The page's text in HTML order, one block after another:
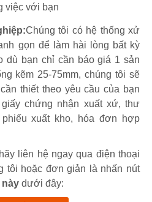
việc với bạn
Chúng tôi có hệ thống xử
gọn để làm hài lòng bất kỳ
dù bạn chỉ cần báo giá 1 sản
kẽm 25-75mm, chúng tôi sẽ
thiết theo yêu cầu của bạn
chứng nhận xuất xứ, thư
xuất kho, hóa đơn hợp
liên hệ ngay qua điện thoại
tôi hoặc đơn giản là nhấn nút
này dưới đây: